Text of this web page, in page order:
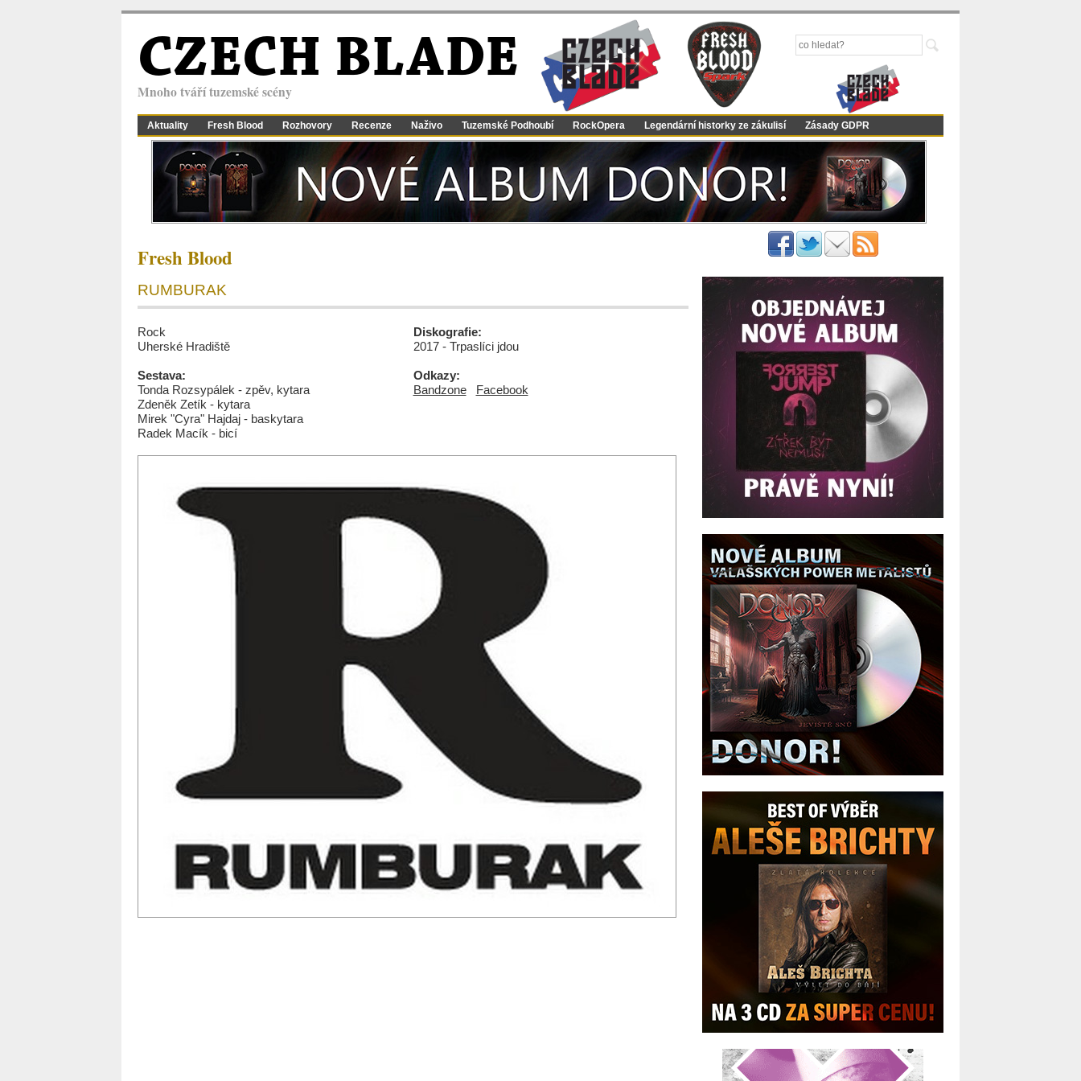
CZECH BLADE
Mnoho tváří tuzemské scény
Aktuality Fresh Blood Rozhovory Recenze Naživo Tuzemské Podhoubí RockOpera Legendární historky ze zákulisí Zásady GDPR
Fresh Blood
RUMBURAK
Rock
Uherské Hradiště
Sestava:
Tonda Rozsypálek - zpěv, kytara
Zdeněk Zetík - kytara
Mirek "Cyra" Hajdaj - baskytara
Radek Macík - bicí
Diskografie:
2017 - Trpaslíci jdou
Odkazy:
Bandzone
Facebook